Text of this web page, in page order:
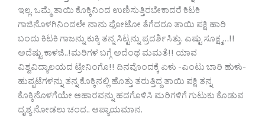
ಇಲ್ಲ. ಒಮ್ಮೆ ತಾಯಿ ಕೊಕ್ಕಿನಿಂದ ಉಣಿಸುತ್ತಿರಬೇಕಾದರೆ ಕಿಟಕಿ
ಗಾಜಿನೊಳಗಿನಿಂದಲೇ ನಾನು ಫೋಟೋ ತೆಗೆದರೂ ತಾಯಿ ಪಕ್ಷಿ ಹಾರಿ
ಬಂದು ಕಿಟಕಿ ಗಾಜನ್ನು ಕುಕ್ಕಿ ತನ್ನ ಸಿಟ್ಟನ್ನು ಪ್ರದರ್ಶಿಸಿತ್ತು. ಎಷ್ಟು ಸೂಕ್ಷ್ಮ…!!
ಅದೆಷ್ಟು ಕಾಳಜಿ..!ಮರಿಗಳ ಬಗ್ಗೆ ಅದೆಂಥ ಮಮತೆ!! ಯಾವ
ವಿಶ್ವವಿದ್ಯಾಲಯದ ಟ್ರೇನಿಂಗೊ!! ದಿನವೊಂದಕ್ಕೆ ಏಳು -ಎಂಟು ಬಾರಿ ಹುಳು-
ಹುಪ್ಪಟೆಗಳನ್ನು ತನ್ನ ಕೊಕ್ಕಿನಲ್ಲಿ ಹೊತ್ತು ತರುತ್ತಿದ್ದ ತಾಯಿ ಪಕ್ಷಿ ತನ್ನ
ಕೊಕ್ಕಿನೊಳಗೆಯೇ ಆಹಾರವನ್ನು ಹದಗೊಳಿಸಿ ಮರಿಗಳಿಗೆ ಗುಟುಕು ಕೊಡುವ
ದೃಶ್ಯ ನೋಡಲು ಚಂದ.. ಆಪ್ಯಾಯಮಾನ.